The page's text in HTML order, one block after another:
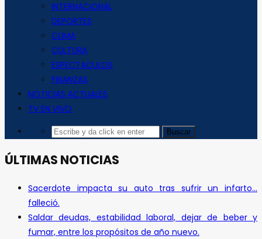
INTERNACIONAL
DEPORTES
CLIMA
CULTURA
ESPECTACULOS
FINANZAS
NOTICIAS ACTUALES
TV EN VIVO
ÚLTIMAS NOTICIAS
Sacerdote impacta su auto tras sufrir un infarto…
falleció.
Saldar deudas, estabilidad laboral, dejar de beber y
fumar, entre los propósitos de año nuevo.